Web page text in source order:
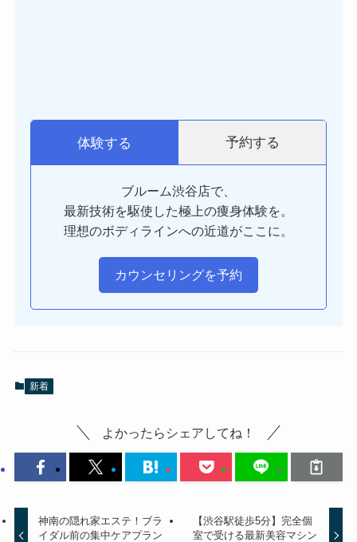
体験する 予約する
ブルーム渋谷店で、
最新技術を駆使した極上の痩身体験を。
理想のボディラインへの近道がここに。
カウンセリングを予約
新着
よかったらシェアしてね！
神南の隠れ家エステ！ブラ
イダル前の集中ケアプラン
【渋谷駅徒歩5分】完全個
室で受ける最新美容マシン